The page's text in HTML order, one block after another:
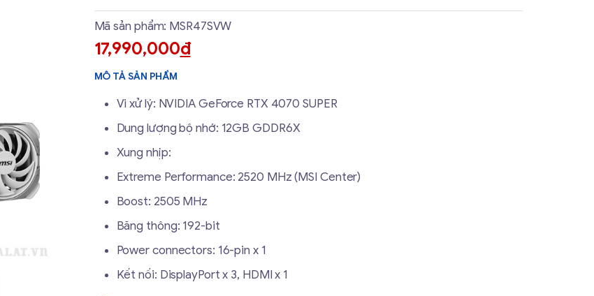
Mã sản phẩm: MSR47SVW
17,990,000đ
MÔ TẢ SẢN PHẨM
Vi xử lý: NVIDIA GeForce RTX 4070 SUPER
Dung lượng bộ nhớ: 12GB GDDR6X
Xung nhịp:
Extreme Performance: 2520 MHz (MSI Center)
Boost: 2505 MHz
Băng thông: 192-bit
Power connectors: 16-pin x 1
Kết nối: DisplayPort x 3, HDMI x 1